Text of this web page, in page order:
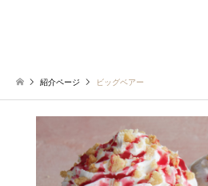
紹介ページ ビッグベアー